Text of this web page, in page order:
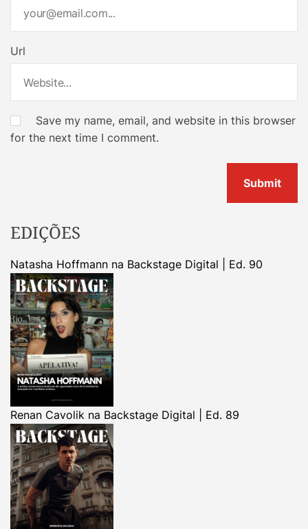
Url
Save my name, email, and website in this browser
for the next time I comment.
EDIÇÕES
Natasha Hoffmann na Backstage Digital | Ed. 90
Renan Cavolik na Backstage Digital | Ed. 89